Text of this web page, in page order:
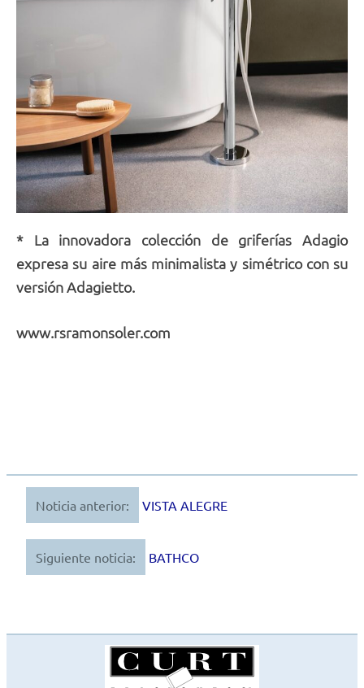
* La innovadora colección de griferías Adagio
expresa su aire más minimalista y simétrico con su
versión Adagietto.
www.rsramonsoler.com
Navegación
de
entradas
Noticia anterior: VISTA ALEGRE
Siguiente noticia: BATHCO